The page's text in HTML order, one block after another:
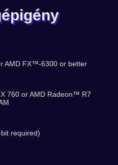
AMD FX™-6300 or better
760 or AMD Radeon™ R7
required)